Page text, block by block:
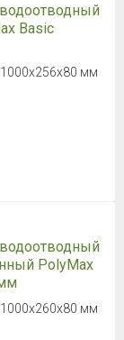
Basic
мм
PolyMax
мм